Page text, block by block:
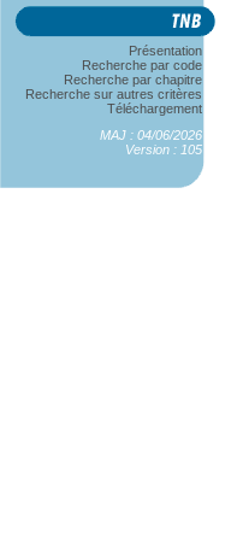
Présentation
Recherche par code
Recherche par chapitre
Recherche sur autres critères
Téléchargement
MAJ : 04/06/2026
Version : 105